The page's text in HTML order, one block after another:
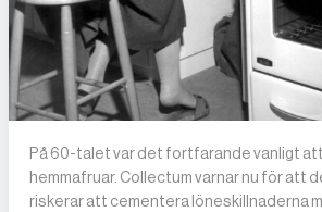
På 60-talet var det fortfarande vanligt att
hemmafruar. Collectum varnar nu för att
riskerar att cementera löneskillnaderna